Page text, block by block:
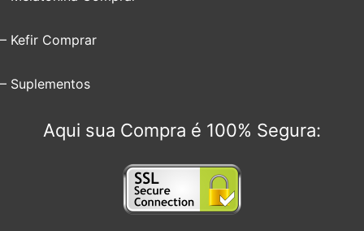
– Kefir Comprar
– Suplementos
Aqui sua Compra é 100% Segura: